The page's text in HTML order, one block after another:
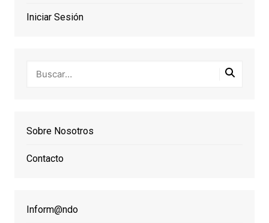
Iniciar Sesión
Sobre Nosotros
Contacto
Inform@ndo